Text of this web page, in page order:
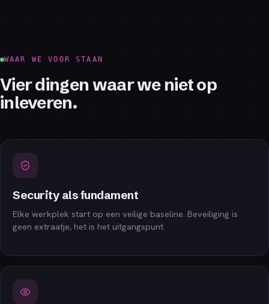
WAAR WE VOOR STAAN
Vier dingen waar we niet op
inleveren.
Security als fundament
Elke werkplek start op een veilige baseline. Beveiliging is
geen extraatje, het is het uitgangspunt.